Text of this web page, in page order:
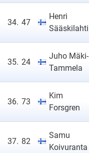
34. 47
Henri
Sääskilahti
35. 24
Juho Mäki-
Tammela
36. 73
Kim
Forsgren
37. 82
Samu
Koivuranta